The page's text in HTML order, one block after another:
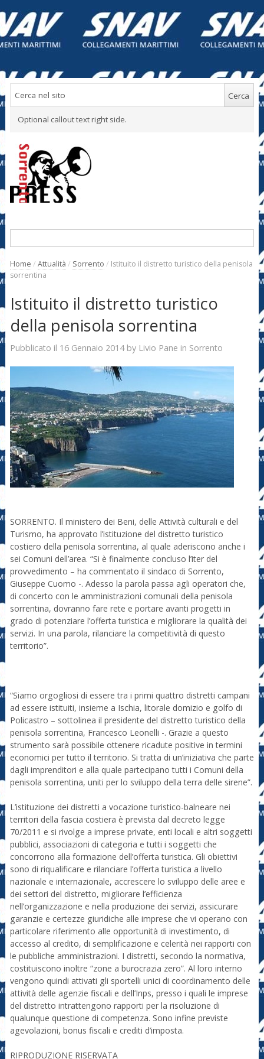
Optional callout text right side.
Home / Attualità / Sorrento / Istituito il distretto turistico della penisola
sorrentina
Istituito il distretto turistico
della penisola sorrentina
Pubblicato il 16 Gennaio 2014by Livio Pane in Sorrento
SORRENTO. Il ministero dei Beni, delle Attività culturali e del
Turismo, ha approvato l’istituzione del distretto turistico
costiero della penisola sorrentina, al quale aderiscono anche i
sei Comuni dell’area. “Si è finalmente concluso l’iter del
provvedimento – ha commentato il sindaco di Sorrento,
Giuseppe Cuomo -. Adesso la parola passa agli operatori che,
di concerto con le amministrazioni comunali della penisola
sorrentina, dovranno fare rete e portare avanti progetti in
grado di potenziare l’offerta turistica e migliorare la qualità dei
servizi. In una parola, rilanciare la competitività di questo
territorio”.
“Siamo orgogliosi di essere tra i primi quattro distretti campani
ad essere istituiti, insieme a Ischia, litorale domizio e golfo di
Policastro – sottolinea il presidente del distretto turistico della
penisola sorrentina, Francesco Leonelli -. Grazie a questo
strumento sarà possibile ottenere ricadute positive in termini
economici per tutto il territorio. Si tratta di un’iniziativa che parte
dagli imprenditori e alla quale partecipano tutti i Comuni della
penisola sorrentina, uniti per lo sviluppo della terra delle sirene”.
L’istituzione dei distretti a vocazione turistico-balneare nei
territori della fascia costiera è prevista dal decreto legge
70/2011 e si rivolge a imprese private, enti locali e altri soggetti
pubblici, associazioni di categoria e tutti i soggetti che
concorrono alla formazione dell’offerta turistica. Gli obiettivi
sono di riqualificare e rilanciare l’offerta turistica a livello
nazionale e internazionale, accrescere lo sviluppo delle aree e
dei settori del distretto, migliorare l’efficienza
nell’organizzazione e nella produzione dei servizi, assicurare
garanzie e certezze giuridiche alle imprese che vi operano con
particolare riferimento alle opportunità di investimento, di
accesso al credito, di semplificazione e celerità nei rapporti con
le pubbliche amministrazioni. I distretti, secondo la normativa,
costituiscono inoltre “zone a burocrazia zero”. Al loro interno
vengono quindi attivati gli sportelli unici di coordinamento delle
attività delle agenzie fiscali e dell’Inps, presso i quali le imprese
del distretto intrattengono rapporti per la risoluzione di
qualunque questione di competenza. Sono infine previste
agevolazioni, bonus fiscali e crediti d’imposta.
RIPRODUZIONE RISERVATA